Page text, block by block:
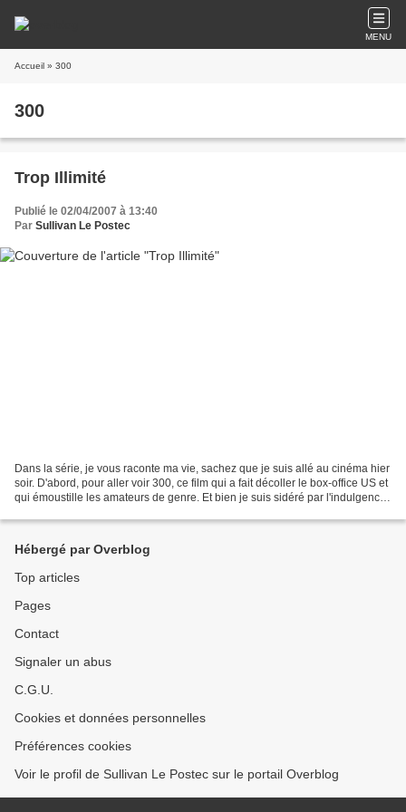
MENU
Accueil » 300
300
Trop Illimité
Publié le 02/04/2007 à 13:40
Par Sullivan Le Postec
Dans la série, je vous raconte ma vie, sachez que je suis allé au cinéma hier
soir. D'abord, pour aller voir 300, ce film qui a fait décoller le box-office US et
qui émoustille les amateurs de genre. Et bien je suis sidéré par l'indulgence
Hébergé par Overblog
Top articles
Pages
Contact
Signaler un abus
C.G.U.
Cookies et données personnelles
Préférences cookies
Voir le profil de Sullivan Le Postec sur le portail Overblog